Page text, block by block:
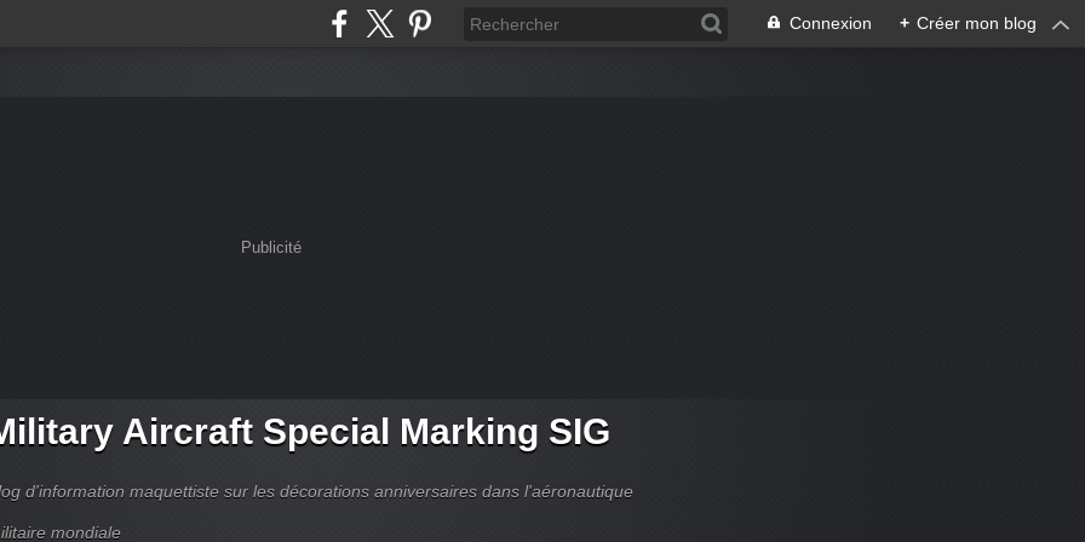
Connexion + Créer mon blog
Publicité
Aircraft Special Marking SIG
d'information maquettiste sur les décorations anniversaires dans l'aéronautique
mondiale